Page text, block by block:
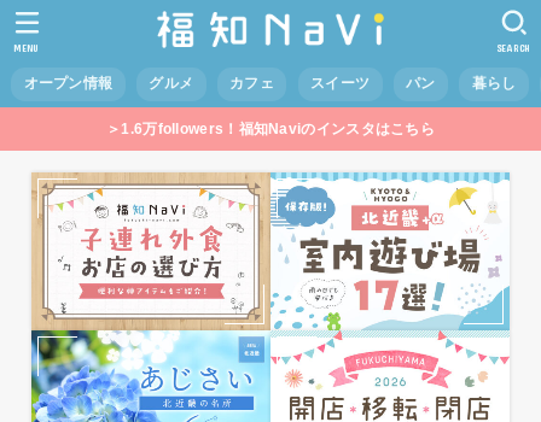
オープン情報 グルメ カフェ スイーツ パン 暮らし
SEARCH
MENU
＞1.6万followers！福知Naviのインスタはこちら